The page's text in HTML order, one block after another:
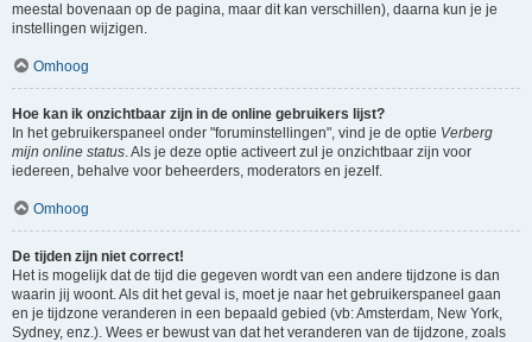
meestal bovenaan op de pagina, maar dit kan verschillen), daarna kun je je
instellingen wijzigen.
Omhoog
Hoe kan ik onzichtbaar zijn in de online gebruikers lijst?
In het gebruikerspaneel onder "foruminstellingen", vind je de optie Verberg
mijn online status. Als je deze optie activeert zul je onzichtbaar zijn voor
iedereen, behalve voor beheerders, moderators en jezelf.
Omhoog
De tijden zijn niet correct!
Het is mogelijk dat de tijd die gegeven wordt van een andere tijdzone is dan
waarin jij woont. Als dit het geval is, moet je naar het gebruikerspaneel gaan
en je tijdzone veranderen in een bepaald gebied (vb: Amsterdam, New York,
Sydney, enz.). Wees er bewust van dat het veranderen van de tijdzone, zoals